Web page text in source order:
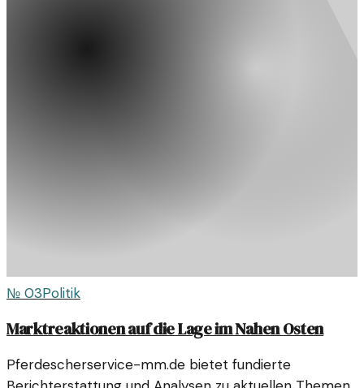
№ 03Politik
Marktreaktionen auf die Lage im Nahen Osten
Pferdescherservice-mm.de bietet fundierte